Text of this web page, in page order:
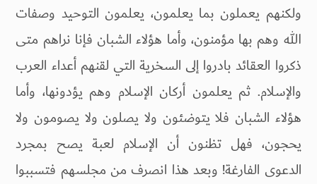
ولكنهم يعملون بما يعلمون، يعلمون التوحيد وصفات
الله وهم بها مؤمنون، وأما هؤلاء الشبان فإنا نراهم متى
ذكروا العقائد بادروا إلى السخرية التي لقنهم أعداء العرب
والإسلام. ثم يعلمون أركان الإسلام وهم يؤدونها، وأما
هؤلاء الشبان فلا يتوضئون ولا يصلون ولا يصومون ولا
يحجون، فهل تظنون أن الإسلام لعبة يصح بمجرد
الدعوى الفارغة! وبعد هذا انصرف من مجلسهم فتسببوا